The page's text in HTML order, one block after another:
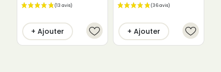
+ Ajouter + Ajouter